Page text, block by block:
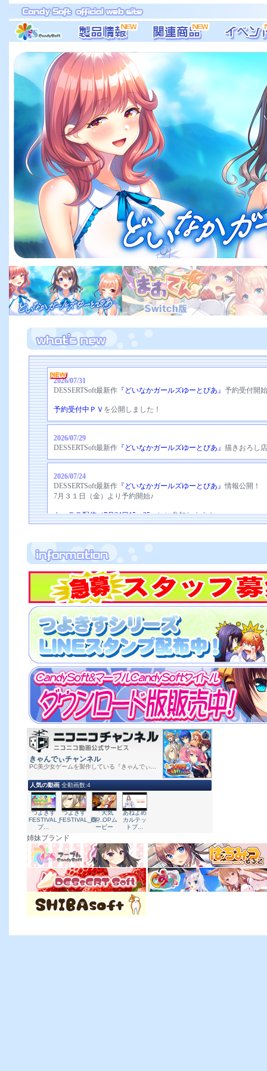
2026/07/31
DESSERTSoft最新作 『どいなかガールズゆーとぴあ』 予約受付開
予約受付中ＰＶ を公開しました！
2026/07/29
DESSERTSoft最新作 『どいなかガールズゆーとぴあ』 描きおろし
2026/07/24
DESSERTSoft最新作 『どいなかガールズゆーとぴあ』 情報公開！
7月３１日（金）より予約開始♪
キャララ配信（7月24日15：25～）に参加します！
2026/07/17
DESSERTSoft最新作！７月２４日より情報公開！
2026/05/01
しばそふと最新作『ママ×カノＥＸアナザーストーリー追加パッチ
DL版をご購入の方はぜひご利用ください♪
2026/04/16
CandySoftの名作！『まおてん』Switch版が好評発売中！
レーティング『Cero D』、販売価格は5,800円（税込）。DL専用商
2026/04/10
CandySoftの名作！『まおてん』Switch版が2026年4月16日発売予定
レーティング『Cero D』、販売価格は5,800円（税込）を予定。
2026/04/03
しばそふと 最新作『ママ×カノＥＸ』Androidアプリ版
『HarmonEy』 FANZA様でもアニメHシーン追加パッチ
2026/3/27
『HarmonEy』アニメHシーン追加パッチ
2026/1/30
しばそふと 最新作
『ママ×カノＥＸ』パッケージ版早期購入特典
３月３１日までの公開です。お早めにＤＬしてください。
DESSERT Soft『ワナクリ２』修正パッチを更新しました！ぜひご
2025/12/19
しばそふと 最新作『ママ×カノＥＸ』本日発売！
発売中ボイスを公開！
修正パッチページを公開！演出の強化など入っておりますので、
姉妹ブランド